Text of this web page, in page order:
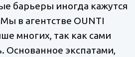
барьеры иногда кажутся
в агентстве OUNTI
многих, так как сами
Основанное экспатами,